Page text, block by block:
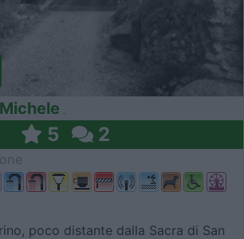
5 2
poco distante dalla Sacra di San